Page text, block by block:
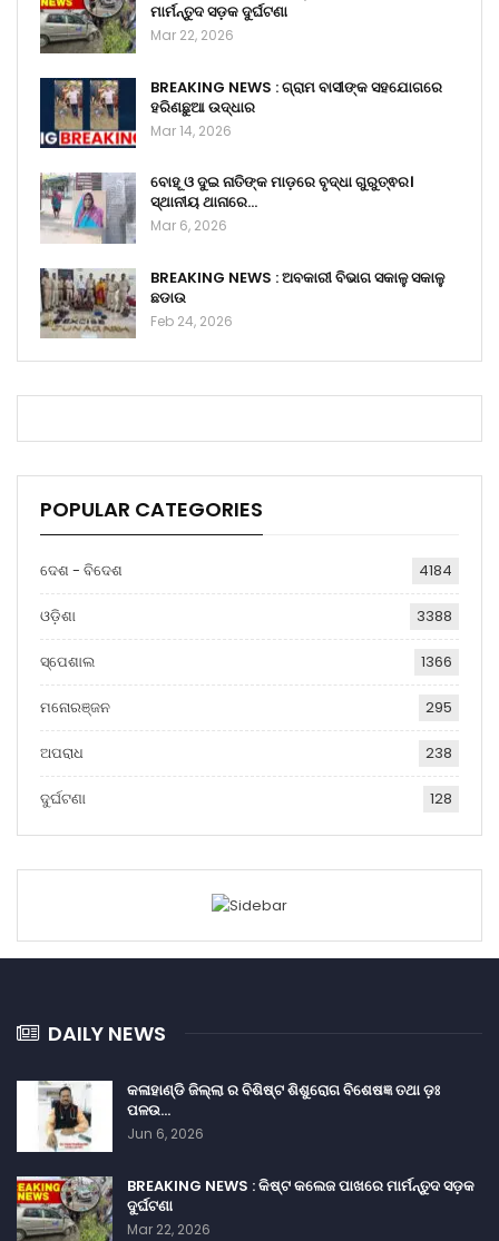
ମାର୍ମନ୍ତୁଦ ସଡ଼କ ଦୁର୍ଘଟଣା
Mar 22, 2026
BREAKING NEWS : ଗ୍ରାମ ବାସୀଙ୍କ ସହଯୋଗରେ
ହରିଣଛୁଆ ଉଦ୍ଧାର
Mar 14, 2026
ବୋହୂ ଓ ଦୁଇ ନାତିଙ୍କ ମାଡ଼ରେ ବୃଦ୍ଧା ଗୁରୁତ୍ଵର।
ସ୍ଥାନୀୟ ଥାନାରେ…
Mar 6, 2026
BREAKING NEWS : ଅବକାରୀ ବିଭାଗ ସକାଳୁ ସକାଳୁ
ଛଡାଉ
Feb 24, 2026
POPULAR CATEGORIES
ଦେଶ - ବିଦେଶ 4184
ଓଡ଼ିଶା 3388
ସ୍ପେଶାଲ 1366
ମନୋରଞ୍ଜନ 295
ଅପରାଧ 238
ଦୁର୍ଘଟଣା 128
DAILY NEWS
କଳାହାଣ୍ଡି ଜିଲ୍ଲା ର ବିଶିଷ୍ଟ ଶିଶୁରୋଗ ବିଶେଷଜ୍ଞ ତଥା ଡ଼ଃ
ପଳଉ…
Jun 6, 2026
BREAKING NEWS : କିଷ୍ଟ କଲେଜ ପାଖରେ ମାର୍ମନ୍ତୁଦ ସଡ଼କ
ଦୁର୍ଘଟଣା
Mar 22, 2026